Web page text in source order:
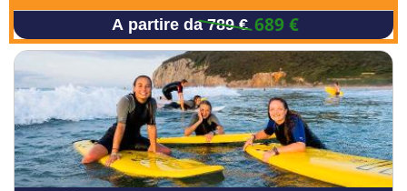
A partire da 789 € 689 €